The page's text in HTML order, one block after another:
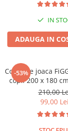
educativ pentru
joaca a
IN
ADAUGA IN
-53%
Covor de joaca
copii 200 x 180
0.8 cm, Spuma
Termoizolant,
Covoras bebe
educativ pentru
joaca a
210,00
99,00 Lei